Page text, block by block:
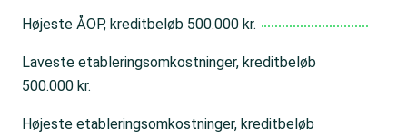
Højeste ÅOP, kreditbeløb 500.000 kr.
Laveste etableringsomkostninger, kreditbeløb
500.000 kr.
Højeste etableringsomkostninger, kreditbeløb